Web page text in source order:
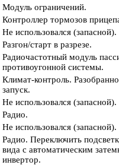
Модуль ограничений.
Контроллер тормозов
Не использовался (запасной).
Разгон/старт в разрезе.
Радиочастотный модуль
противоугонной системы.
Климат-контроль.
запуск.
Не использовался (запасной).
Радио.
Не использовался (запасной).
Радио. Переключить
вида с автоматическим
инвертор.